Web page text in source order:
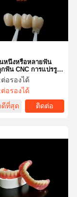
หนึ่งหรือหลายฟัน
ฟัน CNC การแปรรูป
Occlusal เวลาบรรจุ
ห์
ต่อรองได้
ต่อรองได้
ดีที่สุด
ติดต่อ